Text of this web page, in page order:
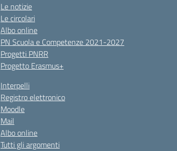
Le notizie
Le circolari
Albo online
PN Scuola e Competenze 2021-2027
Progetti PNRR
Progetto Erasmus+
Interpelli
Registro elettronico
Moodle
Mail
Albo online
Tutti gli argomenti